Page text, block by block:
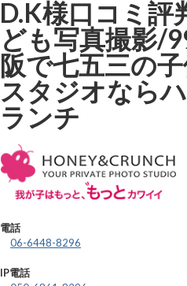
D.K様口コミ評
ども写真撮影/
阪で七五三の
スタジオなら
ランチ
電話
06-6448-8296
IP電話